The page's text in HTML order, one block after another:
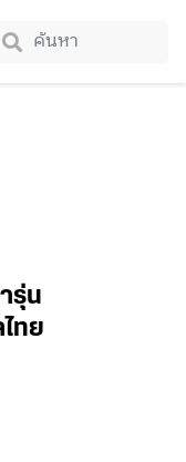
รุ่น
ทย